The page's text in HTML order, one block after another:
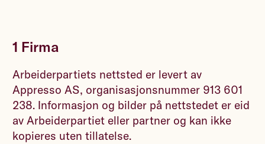
1 Firma
Arbeiderpartiets nettsted er levert av
Appresso AS, organisasjonsnummer 913 601
238. Informasjon og bilder på nettstedet er eid
av Arbeiderpartiet eller partner og kan ikke
kopieres uten tillatelse.